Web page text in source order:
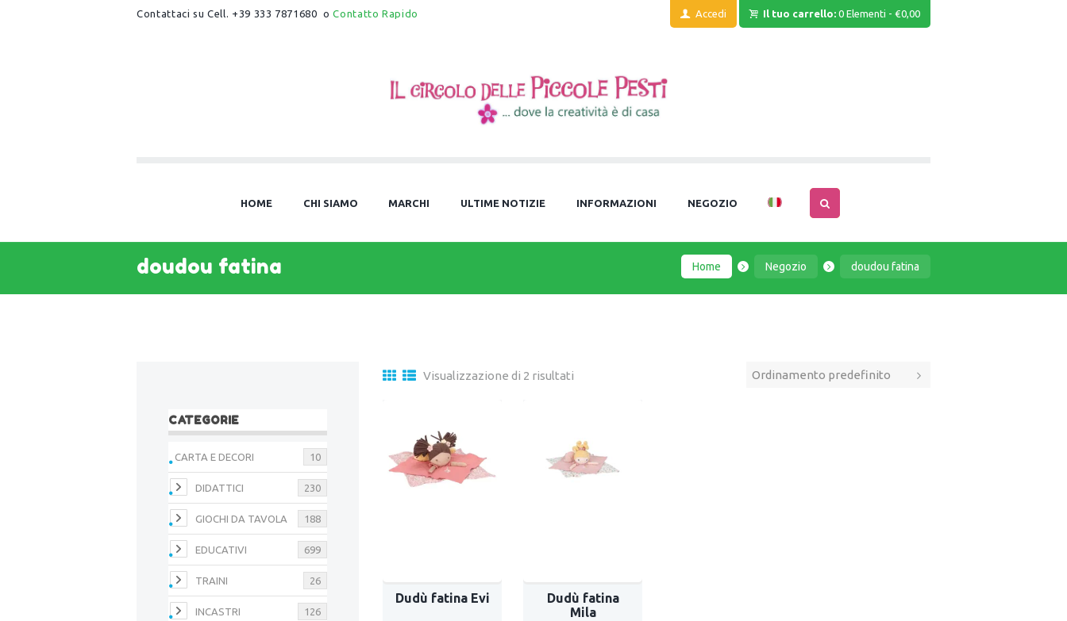
Contattaci su Cell. +39 333 7871680 oContatto Rapido Accedi Il tuo carrello: 0 Elementi -€0,00
HOME CHI SIAMO MARCHI ULTIME NOTIZIE INFORMAZIONI NEGOZIO
doudou fatina Home Negozio doudou fatina
Visualizzazione di 2 risultati
Dudù fatina Evi
Dudù fatina
Mila
CATEGORIE
CARTA E DECORI 10
DIDATTICI 230
GIOCHI DA TAVOLA 188
EDUCATIVI 699
TRAINI 26
INCASTRI 126